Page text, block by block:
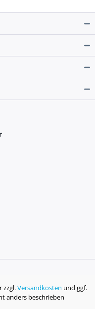
zzgl.Versandkosten und ggf.
anders beschrieben